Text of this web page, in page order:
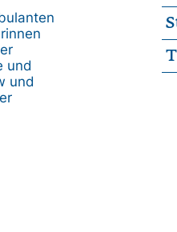
und
und